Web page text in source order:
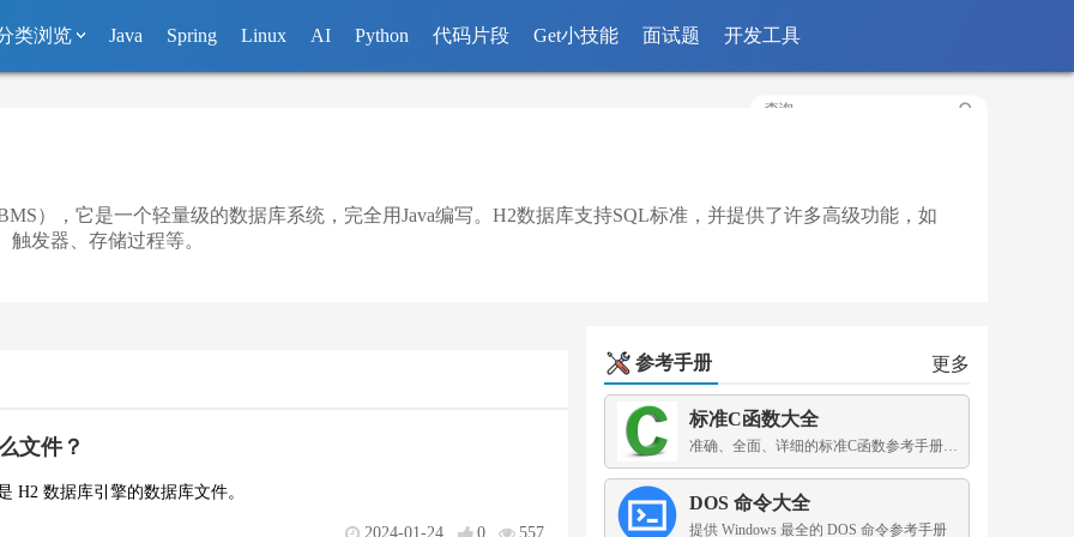
类浏览 Java Spring Linux AI Python 代码片段 Get小技能 面试题 开发工具
），它是一个轻量级的数据库系统，完全用Java编写。H2数据库支持SQL标准，并提供了许多高级功能，如
发器、存储过程等。
文件？
H2 数据库引擎的数据库文件。
557
0
2024-01-24
参考手册 更多
标准C函数大全
准确、全面、详细的标准C函数参考手册，为你保驾护航
DOS 命令大全
提供 Windows 最全的 DOS 命令参考手册